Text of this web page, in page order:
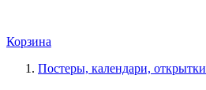
Корзина
Постеры, календари, открытки